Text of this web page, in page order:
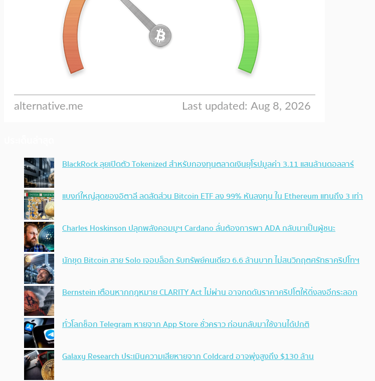
BlackRock ลุยเปิดตัว Tokenized สำหรับกองทุนตลาดเงินยุโรปมูลค่า 3.11 แสนล้านดอลลาร์
แบงก์ใหญ่สุดของอิตาลี ลดสัดส่วน Bitcoin ETF ลง 99% หันลงทุน ใน Ethereum แทนถึง 3 เท่า
Charles Hoskinson ปลุกพลังคอมมูฯ Cardano ลั่นต้องการพา ADA กลับมาเป็นผู้ชนะ
นักขุด Bitcoin สาย Solo เจอบล็อก รับทรัพย์คนเดียว 6.6 ล้านบาท ไม่สนวิกฤตศรัทธาคริปโทฯ
Bernstein เตือนหากกฎหมาย CLARITY Act ไม่ผ่าน อาจกดดันราคาคริปโตให้ดิ่งลงอีกระลอก
ทั่วโลกช็อก Telegram หายจาก App Store ชั่วคราว ก่อนกลับมาใช้งานได้ปกติ
Galaxy Research ประเมินความเสียหายจาก Coldcard อาจพุ่งสูงถึง $130 ล้าน